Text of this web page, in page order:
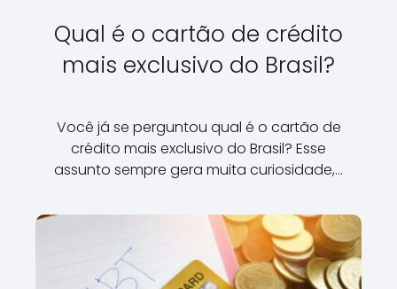
Qual é o cartão de crédito
mais exclusivo do Brasil?
Você já se perguntou qual é o cartão de
crédito mais exclusivo do Brasil? Esse
assunto sempre gera muita curiosidade,…